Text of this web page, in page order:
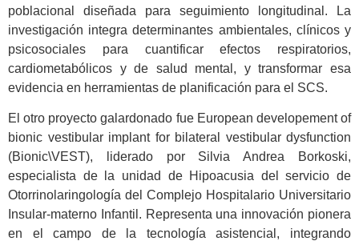
poblacional diseñada para seguimiento longitudinal. La
investigación integra determinantes ambientales, clínicos y
psicosociales para cuantificar efectos respiratorios,
cardiometabólicos y de salud mental, y transformar esa
evidencia en herramientas de planificación para el SCS.
El otro proyecto galardonado fue European developement of
bionic vestibular implant for bilateral vestibular dysfunction
(Bionic\VEST), liderado por Silvia Andrea Borkoski,
especialista de la unidad de Hipoacusia del servicio de
Otorrinolaringología del Complejo Hospitalario Universitario
Insular-materno Infantil. Representa una innovación pionera
en el campo de la tecnología asistencial, integrando